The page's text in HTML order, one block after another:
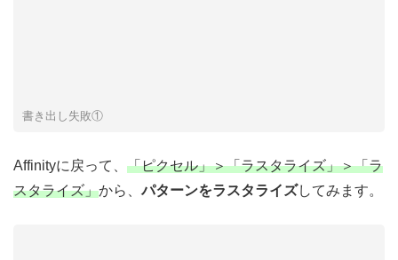
書き出し失敗①
Affinityに戻って、 「ピクセル」＞「ラスタライズ」＞「ラ
スタライズ」から、パターンをラスタライズしてみます。